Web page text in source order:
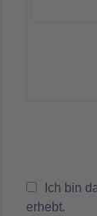
Ich bin
erhebt.